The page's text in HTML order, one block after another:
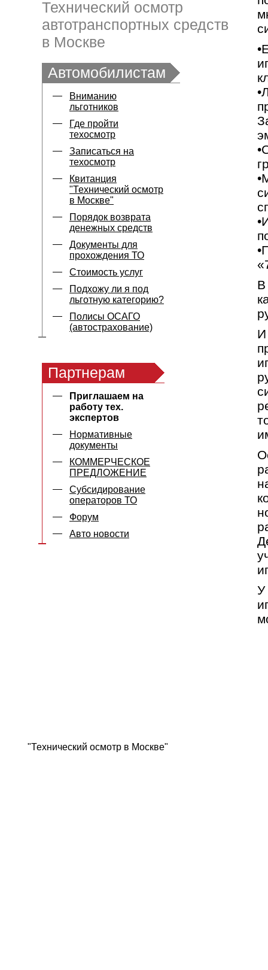
Технический осмотр
автотранспортных средств
в Москве
Автомобилистам
Вниманию
льготников
Где пройти
техосмотр
Записаться на
техосмотр
Квитанция
"Технический осмотр
в Москве"
Порядок возврата
денежных средств
Документы для
прохождения ТО
Стоимость услуг
Подхожу ли я под
льготную категорию?
Полисы ОСАГО
(автострахование)
Партнерам
Приглашаем на
работу тех.
экспертов
Нормативные
документы
КОММЕРЧЕСКОЕ
ПРЕДЛОЖЕНИЕ
Субсидирование
операторов ТО
Форум
Авто новости
В
И
У
"Технический осмотр в Москве"